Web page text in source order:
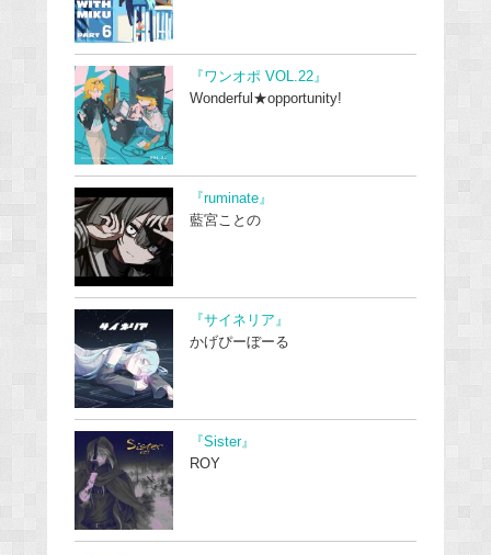
『ワンオポ VOL.22』
Wonderful★opportunity!
『ruminate』
藍宮ことの
『サイネリア』
かげぴーぼーる
『Sister』
ROY